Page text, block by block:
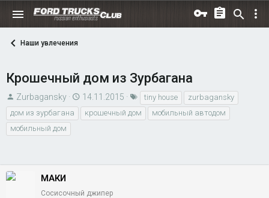
Наши увлечения
Крошечный дом из Зурбагана
А
в
т
о
Zurbagansky
Д
а
т
а
14.11.2015
Т
е
г
tiny house
zurbagansky
дом из зурбагана
крошечный дом
мобильный автодом
мобильный дом
МАКИ
Сосисочный джипер